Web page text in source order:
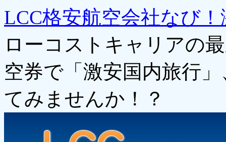
LCC格安航空会社なび
ローコストキャリアの
空券で「激安国内旅行
てみませんか！？